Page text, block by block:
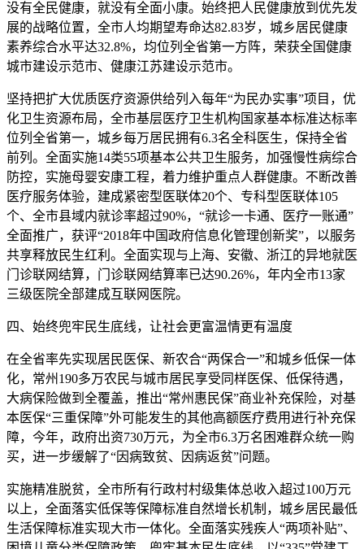
没有全民健康，就没有全面小康。始终把人民健康放到优先发
展的战略位置，全市人均期望寿命达82.83岁，城乡居民健康
素养综合水平达32.8%，均位列全省第一方阵，荣获全国健康
城市建设示范市、健康江苏建设示范市。
坚持把扩大优质医疗资源供给列入每年“为民办实事”项目，优
化卫生资源布局，全市基层医疗卫生机构国家基本标准达标率
位列全省第一，城乡每万居民拥有6.3名全科医生，保持全省
前列。全面实施14类55项基本公共卫生服务，加强慢性病综合
防控，实施母婴安康工程，着力维护重点人群健康。不断改善
医疗服务体验，建成紧密型医联体20个、专科型医联体105
个、全市县域内就诊率超过90%，“就诊一卡通、医疗一账通”
全面推广，获评“2018年中国政府信息化管理创新奖”，以服务
共享释放民生红利。全面实现与上海、安徽、浙江的异地就医
门诊联网结算，门诊联网结算率已达90.26%，年内全市13家
三级医院全部建成互联网医院。
四、始终兜牢民生底线，让社会更富温情更有温度
在全省率先实现居民医保、新农合“两保合一”和城乡低保一体
化，常州190多万农民与城市居民享受同样医保、低保待遇，
大病保险做到全覆盖，推出“常州惠民保”商业补充保险，对基
本医保“三重保障”外可能发生的其他高额医疗费用进行补充保
障，今年，政府出资730万元，为全市6.3万名困难群众统一购
买，进一步缓解了“因病致贫、因病返贫”问题。
实施精准脱贫，全市所有行政村村级集体总收入超过100万元
以上，全面落实低保等保障标准自然增长机制，城乡居民最低
生活保障标准实现大市一体化。全面落实残疾人“两项补贴”、